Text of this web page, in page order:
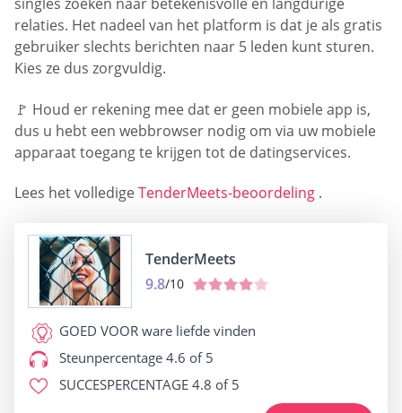
relaties. Het nadeel van het platform is dat je als gratis
gebruiker slechts berichten naar 5 leden kunt sturen.
Kies ze dus zorgvuldig.
🚩 Houd er rekening mee dat er geen mobiele app is,
dus u hebt een webbrowser nodig om via uw mobiele
apparaat toegang te krijgen tot de datingservices.
Lees het volledigeTenderMeets-beoordeling .
TenderMeets
9.8/10
GOED VOOR ware liefde vinden
Steunpercentage 4.6 of 5
SUCCESPERCENTAGE 4.8 of 5